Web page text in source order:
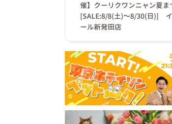
催】クーリクワンニャン夏ま
[SALE:8/8(土)～8/30(日)]
ール新発田店